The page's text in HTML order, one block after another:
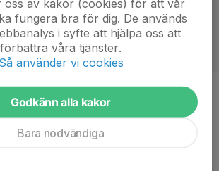
Tränare
oss av kakor (cookies) för att vår
fungera bra för dig. De används
i syfte att hjälpa oss att
förbättra våra tjänster.
Så använder vi cookies
Godkänn alla kakor
Bara nödvändiga